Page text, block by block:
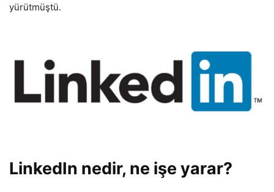
yürütmüştü.
LinkedIn nedir, ne işe yarar?